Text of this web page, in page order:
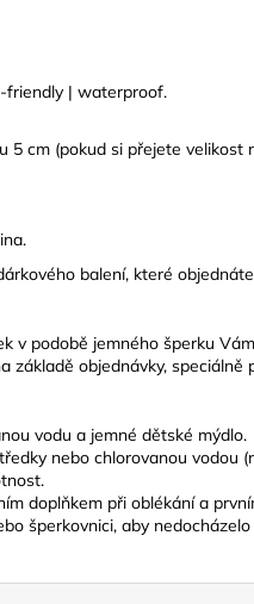
friendly | waterproof.
5 cm (pokud si přejete velikost
balení, které
v podobě jemného šperku
základě objednávky, speciálně
vodu a jemné dětské mýdlo.
nebo chlorovanou vodou
doplňkem při oblékání a
šperkovnici, aby